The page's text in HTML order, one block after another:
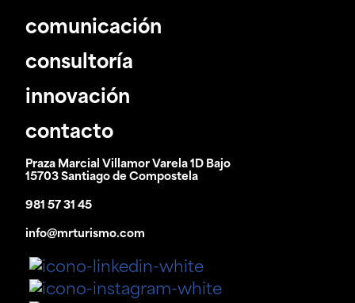
comunicación
consultoría
innovación
contacto
Praza Marcial Villamor Varela 1D Bajo
15703 Santiago de Compostela
981 57 31 45
info@mrturismo.com